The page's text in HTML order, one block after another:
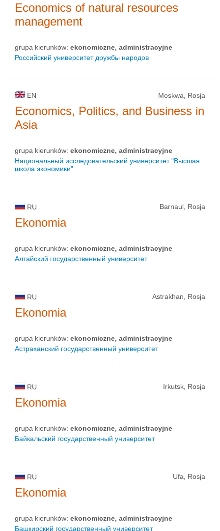
Economics of natural resources
management
grupa kierunków: ekonomiczne, administracyjne
Российский университет дружбы народов
EN Moskwa, Rosja
Economics, Politics, and Business in
Asia
grupa kierunków: ekonomiczne, administracyjne
Национальный исследовательский университет "Высшая
школа экономики"
RU Barnaul, Rosja
Ekonomia
grupa kierunków: ekonomiczne, administracyjne
Алтайский государственный университет
RU Astrakhan, Rosja
Ekonomia
grupa kierunków: ekonomiczne, administracyjne
Астраханский государственный университет
RU Irkutsk, Rosja
Ekonomia
grupa kierunków: ekonomiczne, administracyjne
Байкальский государственный университет
RU Ufa, Rosja
Ekonomia
grupa kierunków: ekonomiczne, administracyjne
Башкирский государственный университет